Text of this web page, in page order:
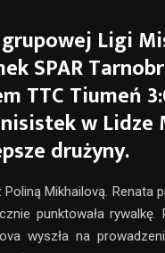
Ligi
SPAR
TTC Tiumeń
w Lidze
drużyny.
Mikhailovą. Renata
punktowała rywalkę.
wyszła na